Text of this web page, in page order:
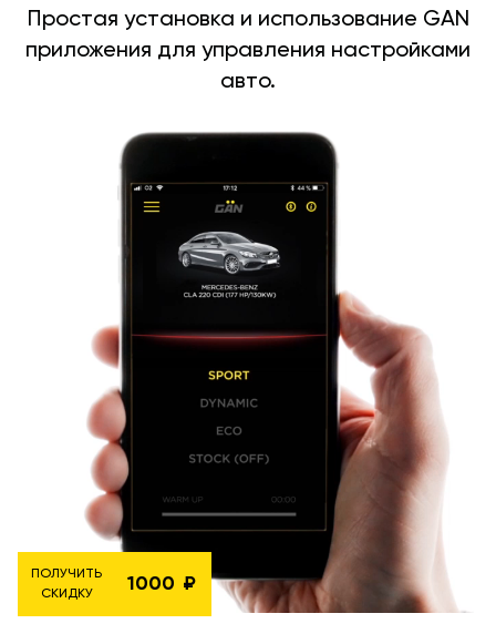
Простая установка и использование GAN
приложения для управления настройками
авто.
ПОЛУЧИТЬ
СКИДКУ
1000